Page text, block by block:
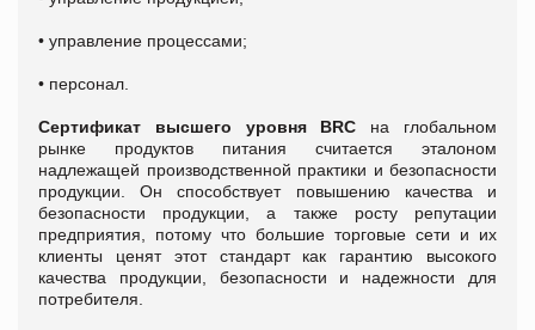
• управление процессами;
• персонал.
Сертификат высшего уровня BRC на глобальном
рынке продуктов питания считается эталоном
надлежащей производственной практики и безопасности
продукции. Он способствует повышению качества и
безопасности продукции, а также росту репутации
предприятия, потому что большие торговые сети и их
клиенты ценят этот стандарт как гарантию высокого
качества продукции, безопасности и надежности для
потребителя.